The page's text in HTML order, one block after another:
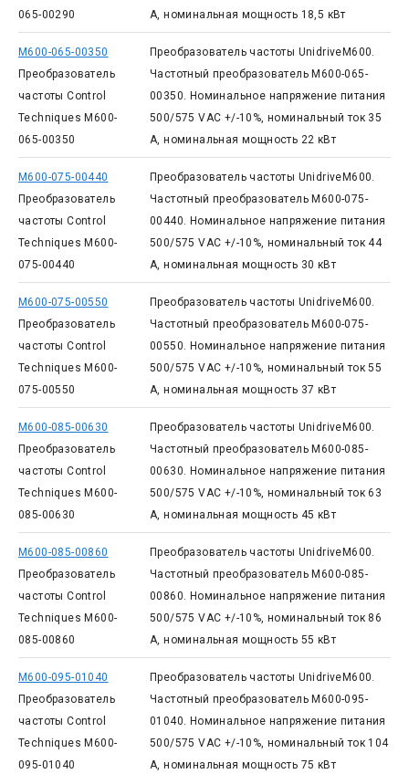
065-00290
А, номинальная мощность 18,5 кВт
M600-065-00350
Преобразователь
частоты Control
Techniques M600-
065-00350
Преобразователь частоты UnidriveM600.
Частотный преобразователь M600-065-
00350. Номинальное напряжение питания
500/575 VAC +/-10%, номинальный ток 35
А, номинальная мощность 22 кВт
M600-075-00440
Преобразователь
частоты Control
Techniques M600-
075-00440
Преобразователь частоты UnidriveM600.
Частотный преобразователь M600-075-
00440. Номинальное напряжение питания
500/575 VAC +/-10%, номинальный ток 44
А, номинальная мощность 30 кВт
M600-075-00550
Преобразователь
частоты Control
Techniques M600-
075-00550
Преобразователь частоты UnidriveM600.
Частотный преобразователь M600-075-
00550. Номинальное напряжение питания
500/575 VAC +/-10%, номинальный ток 55
А, номинальная мощность 37 кВт
M600-085-00630
Преобразователь
частоты Control
Techniques M600-
085-00630
Преобразователь частоты UnidriveM600.
Частотный преобразователь M600-085-
00630. Номинальное напряжение питания
500/575 VAC +/-10%, номинальный ток 63
А, номинальная мощность 45 кВт
M600-085-00860
Преобразователь
частоты Control
Techniques M600-
085-00860
Преобразователь частоты UnidriveM600.
Частотный преобразователь M600-085-
00860. Номинальное напряжение питания
500/575 VAC +/-10%, номинальный ток 86
А, номинальная мощность 55 кВт
M600-095-01040
Преобразователь
частоты Control
Techniques M600-
095-01040
Преобразователь частоты UnidriveM600.
Частотный преобразователь M600-095-
01040. Номинальное напряжение питания
500/575 VAC +/-10%, номинальный ток 104
А, номинальная мощность 75 кВт